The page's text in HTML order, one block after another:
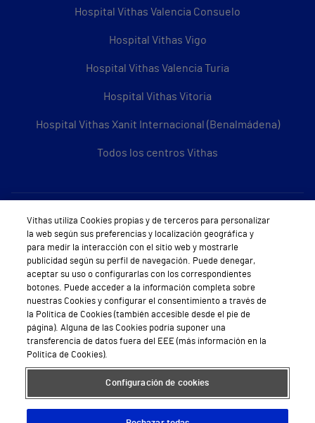
Hospital Vithas Valencia Consuelo
Hospital Vithas Vigo
Hospital Vithas Valencia Turia
Hospital Vithas Vitoria
Hospital Vithas Xanit Internacional (Benalmádena)
Todos los centros Vithas
Sobre Vithas
Quiénes somos
Trabajar en Vithas
Teléfono Cita Médica
Teléfono Atención al Cliente
Política de seguridad y salud en el trabajo
Conoce a Supervita
Vithas utiliza Cookies propias y de terceros para personalizar
la web según sus preferencias y localización geográfica y
para medir la interacción con el sitio web y mostrarle
publicidad según su perfil de navegación. Puede denegar,
aceptar su uso o configurarlas con los correspondientes
botones. Puede acceder a la información completa sobre
nuestras Cookies y configurar el consentimiento a través de
la Política de Cookies (también accesible desde el pie de
página). Alguna de las Cookies podría suponer una
transferencia de datos fuera del EEE (más información en la
Política de Cookies).
Configuración de cookies